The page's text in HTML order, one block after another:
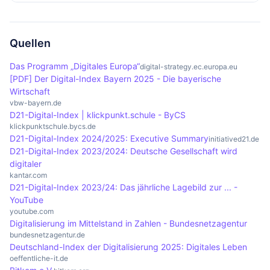
wettbewerbsfähig zu bleiben und die Effizienz zu
steigern.
Nutzung digitaler Technologien und die
Notwendigkeit, bestehende Geschäftsmodelle
des Datenschutzes und der Auswirkungen von KI
auf den Arbeitsmarkt.
großer Bedeutung, da er wichtige Daten über den
Stand der Digitalisierung in der Gesellschaft
für politische Entscheidungen und Strategien zur
Förderung der digitalen Transformation und zur
Verbesserung der digitalen Kompetenzen der
Bevölkerung dienen.
Quellen
Das Programm „Digitales Europa“digital-strategy.ec.europa.eu
[PDF] Der Digital-Index Bayern 2025 - Die bayerische
Wirtschaft
vbw-bayern.de
D21-Digital-Index | klickpunkt.schule - ByCS
klickpunktschule.bycs.de
D21-Digital-Index 2024/2025: Executive Summaryinitiatived21.de
D21-Digital-Index 2023/2024: Deutsche Gesellschaft wird
digitaler
kantar.com
D21-Digital-Index 2023/24: Das jährliche Lagebild zur ... -
YouTube
youtube.com
Digitalisierung im Mittelstand in Zahlen - Bundesnetzagentur
bundesnetzagentur.de
Deutschland-Index der Digitalisierung 2025: Digitales Leben
oeffentliche-it.de